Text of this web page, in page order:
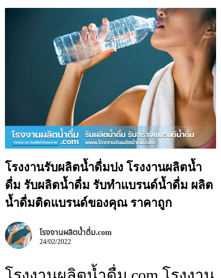
โรงงานรับผลิตน้ำดื่มปง โรงงานผลิตน้ำ
ดื่ม รับผลิตน้ำดื่ม รับทำแบรนด์น้ำดื่ม ผลิต
น้ำดื่มติดแบรนด์ของคุณ ราคาถูก
โรงงานผลิตน้ำดื่ม.com
24/02/2022